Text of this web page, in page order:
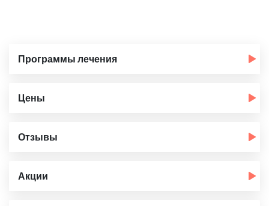
Программы лечения
Цены
Отзывы
Акции